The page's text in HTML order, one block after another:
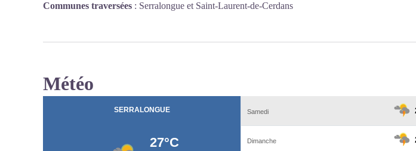
Communes traversées : Serralongue et Saint-Laurent-de-Cerdans
Météo